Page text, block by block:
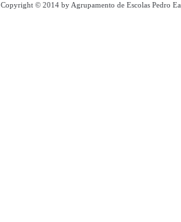
Copyright © 2014 by Agrupamento de Escolas Pedro